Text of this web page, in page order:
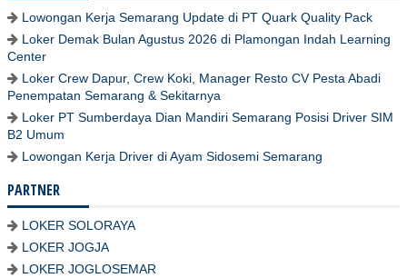
Lowongan Kerja Semarang Update di PT Quark Quality Pack
Loker Demak Bulan Agustus 2026 di Plamongan Indah Learning
Center
Loker Crew Dapur, Crew Koki, Manager Resto CV Pesta Abadi
Penempatan Semarang & Sekitarnya
Loker PT Sumberdaya Dian Mandiri Semarang Posisi Driver SIM
B2 Umum
Lowongan Kerja Driver di Ayam Sidosemi Semarang
PARTNER
LOKER SOLORAYA
LOKER JOGJA
LOKER JOGLOSEMAR